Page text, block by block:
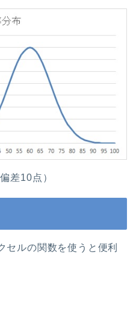
差10点）
セルの関数を使うと便利